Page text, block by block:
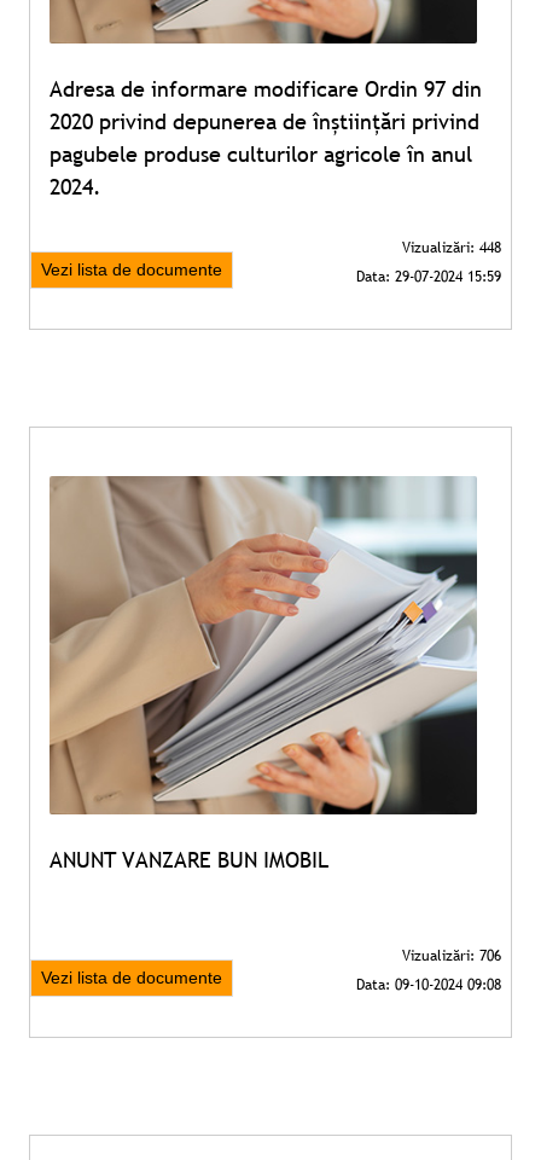
Adresa de informare modificare Ordin 97 din
2020 privind depunerea de înștiințări privind
pagubele produse culturilor agricole în anul
2024.
Vezi lista de documente
ANUNT VANZARE BUN IMOBIL
Vezi lista de documente